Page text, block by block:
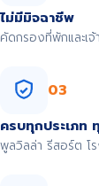
ไม่มีมิจฉาชีพ
คัดกรองที่พักและเ
03
ครบทุกประเภท
พูลวิลล่า รีสอร์ต โ